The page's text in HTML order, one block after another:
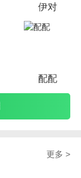
伊对
配配
更多 >